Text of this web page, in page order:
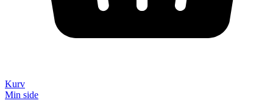
Kurv
Min side